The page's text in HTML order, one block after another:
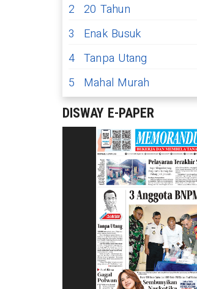
2 20 Tahun
3
Enak Busuk
4 Tanpa Utang
5
Mahal Murah
DISWAY E-PAPER
Demo di
Organisasi